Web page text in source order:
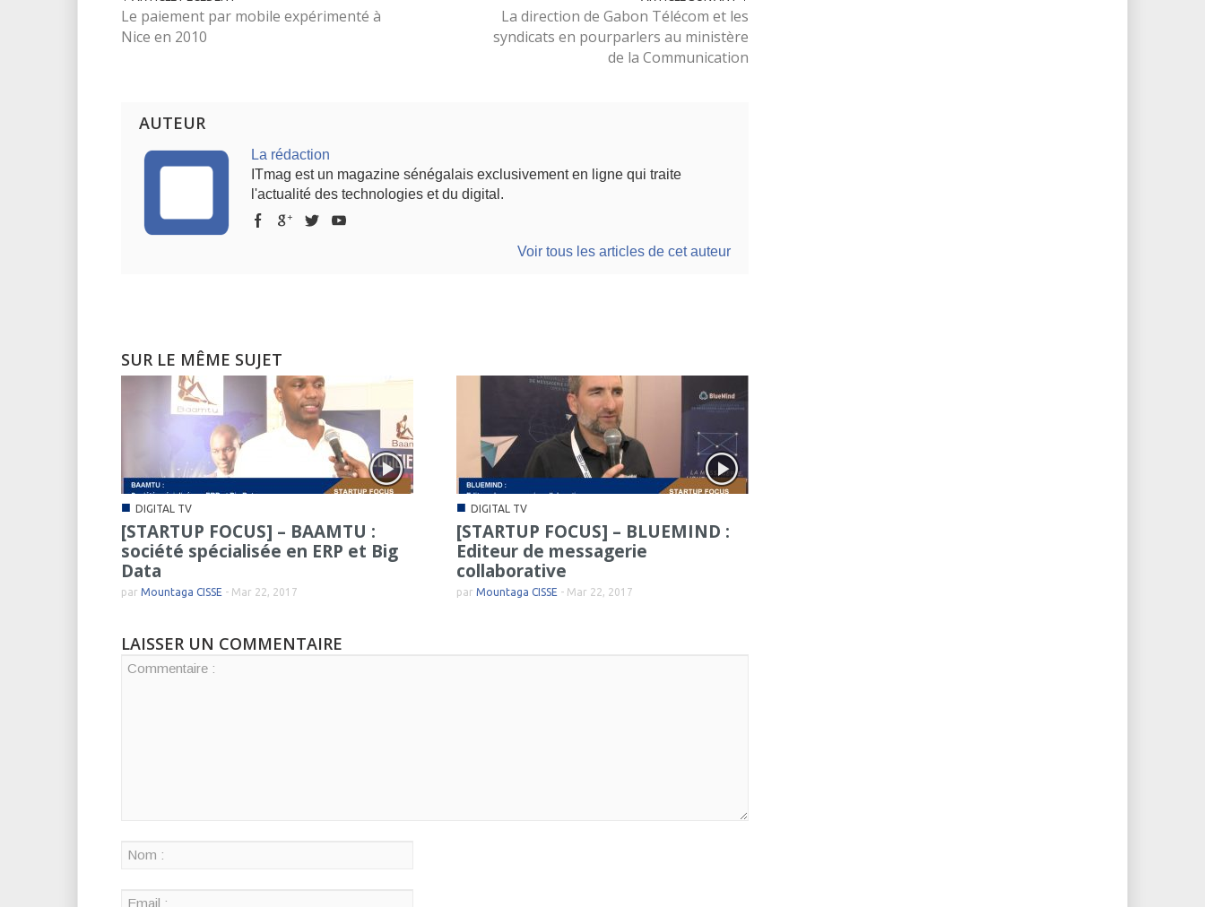
Le paiement par mobile expérimenté à
Nice en 2010
La direction de Gabon Télécom et les
syndicats en pourparlers au ministère
de la Communication
AUTEUR
La rédaction
ITmag est un magazine sénégalais exclusivement en ligne qui traite
l'actualité des technologies et du digital.
Voir tous les articles de cet auteur
SUR LE MÊME SUJET
■ DIGITAL TV
[STARTUP FOCUS] – BAAMTU :
société spécialisée en ERP et Big
Data
par Mountaga CISSE - Mar 22, 2017
■ DIGITAL TV
[STARTUP FOCUS] – BLUEMIND :
Editeur de messagerie
collaborative
par Mountaga CISSE - Mar 22, 2017
LAISSER UN COMMENTAIRE